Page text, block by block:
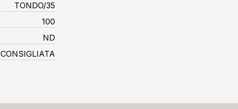
TONDO/35
100
ND
CONSIGLIATA